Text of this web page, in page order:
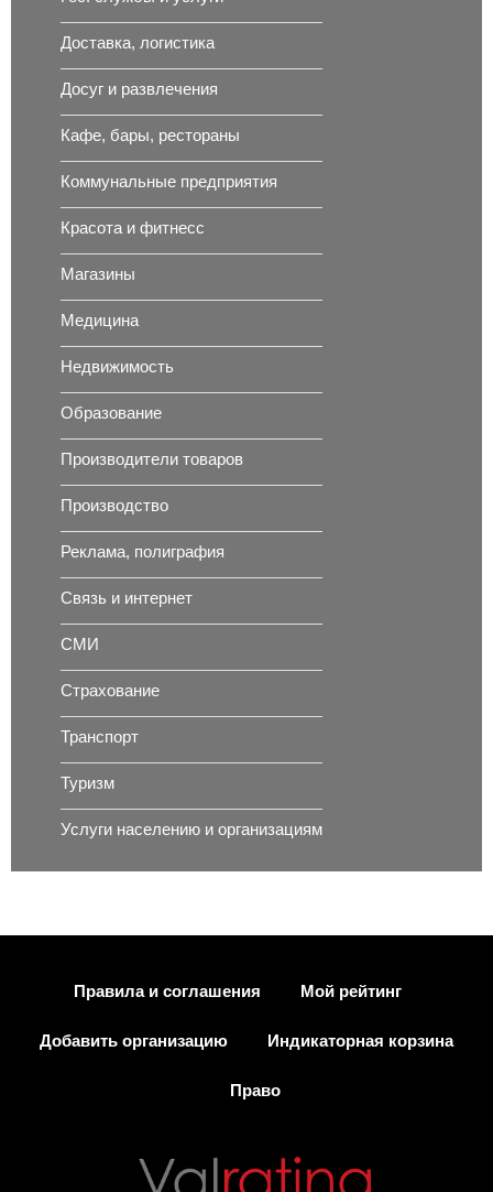
Доставка, логистика
Досуг и развлечения
Кафе, бары, рестораны
Коммунальные предприятия
Красота и фитнесс
Магазины
Медицина
Недвижимость
Образование
Производители товаров
Производство
Реклама, полиграфия
Связь и интернет
СМИ
Страхование
Транспорт
Туризм
Услуги населению и организациям
Правила и соглашения Мой рейтинг
Добавить организацию Индикаторная корзина
Право